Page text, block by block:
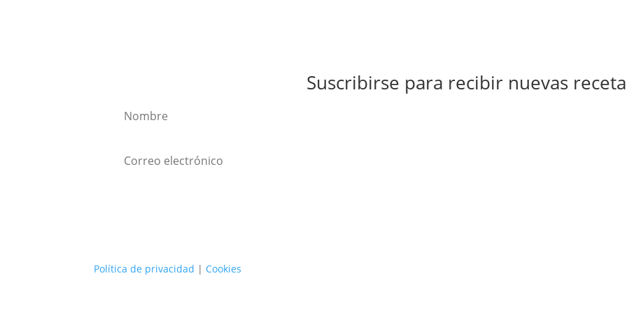
Suscribirse para recibir nuevas
Política de privacidad | Cookies